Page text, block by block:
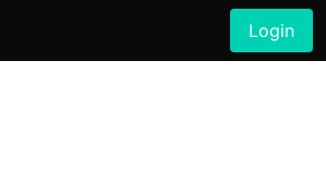
Login